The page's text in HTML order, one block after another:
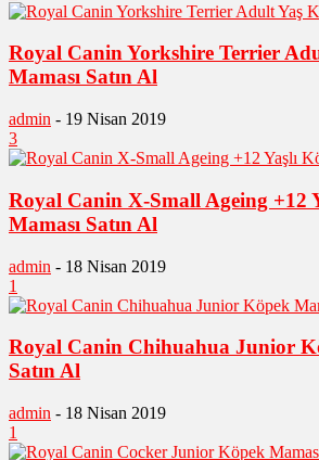
Royal Canin Yorkshire Terrier
Maması Satın Al
admin - 19 Nisan 2019
3
Royal Canin X-Small Ageing +12
Maması Satın Al
admin - 18 Nisan 2019
1
Royal Canin Chihuahua Junior
Satın Al
admin - 18 Nisan 2019
1